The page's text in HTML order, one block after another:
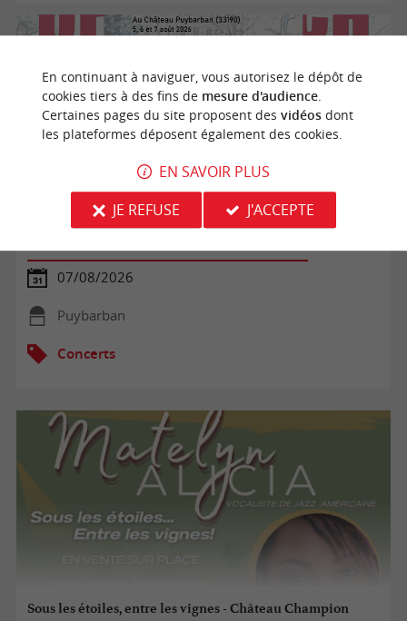
Opéra de Barie : Offenbach
07/08/2026
Puybarban
Concerts
Sous les étoiles, entre les vignes - Château Champion
En continuant à naviguer, vous autorisez le dépôt de
cookies tiers à des fins de mesure d'audience.
Certaines pages du site proposent des vidéosdont
les plateformes déposent également des cookies.
EN SAVOIR PLUS
JE REFUSE
J'ACCEPTE